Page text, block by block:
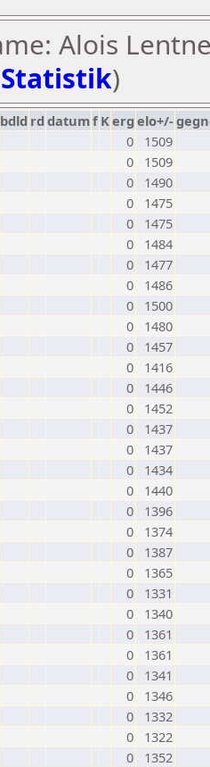
Alois
)
bdld rd datumf Kerg elo+/-
0
1509
0
1509
0
1490
0
1475
0
1475
0
1484
0
1477
0
1486
0
1500
0
1480
0
1457
0
1416
0
1446
0
1452
0
1437
0
1437
0
1434
0
1440
0
1396
0
1374
0
1387
0
1365
0
1331
0
1340
0
1361
0
1361
0
1341
0
1346
0
1332
0
1322
0
1352